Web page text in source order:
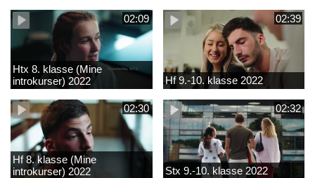
02:09
Htx 8. klasse (Mine
introkurser) 2022
02:39
Hf 9.-10. klasse 2022
02:30
Hf 8. klasse (Mine
introkurser) 2022
02:32
Stx 9.-10. klasse 2022